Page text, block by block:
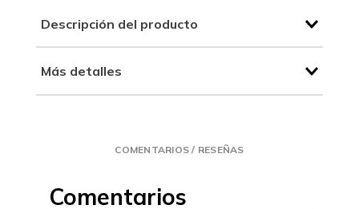
Descripción del producto
Más detalles
COMENTARIOS / RESEÑAS
Comentarios